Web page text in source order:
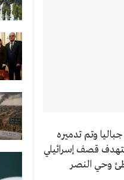
وتم تدميره
قصف إسرائيلي
وحي النصر